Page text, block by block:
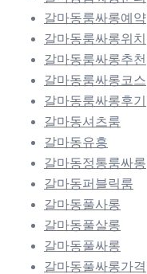
갈마동룸싸롱예약
갈마동룸싸롱위치
갈마동룸싸롱추천
갈마동룸싸롱코스
갈마동룸싸롱후기
갈마동셔츠룸
갈마동유흥
갈마동정통룸싸롱
갈마동퍼블릭룸
갈마동풀사롱
갈마동풀살롱
갈마동풀싸롱
갈마동풀싸롱가격